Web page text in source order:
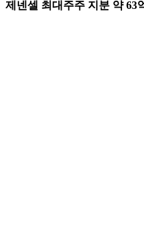
제넨셀 최대주주 지분 약 63